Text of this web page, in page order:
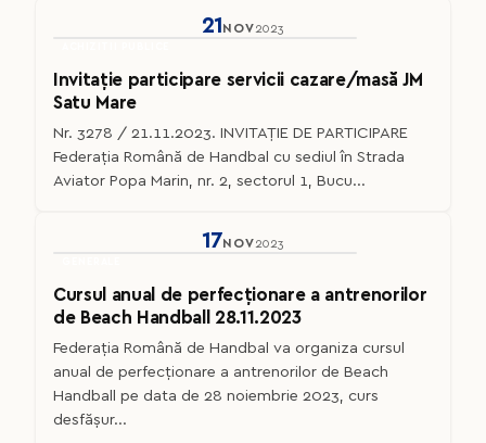
21NOV2023
Invitație participare servicii cazare/masă JM
Satu Mare
Nr. 3278 / 21.11.2023. INVITAȚIE DE PARTICIPARE
Federaţia Română de Handbal cu sediul în Strada
Aviator Popa Marin, nr. 2, sectorul 1, Bucu...
17NOV2023
Cursul anual de perfecționare a antrenorilor
de Beach Handball 28.11.2023
Federația Română de Handbal va organiza cursul
anual de perfecționare a antrenorilor de Beach
Handball pe data de 28 noiembrie 2023, curs
desfășur...